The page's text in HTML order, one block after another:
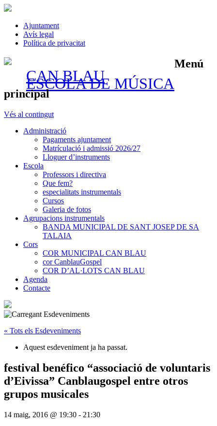
Ajuntament
Avís legal
Política de privacitat
CAN BLAU
ESCOLA DE MÚSICA
Menú
principal
Vés al contingut
Administració
Pagaments ajuntament
Matrículació i admissió 2026/27
Lloguer d’instruments
Escola
Professors i directiva
Que fem?
especialitats instrumentals
Cursos
Galeria de fotos
Agrupacions instrumentals
BANDA MUNICIPAL DE SANT JOSEP DE SA
TALAIA
Cors
COR MUNICIPAL CAN BLAU
cor CanblauGospel
COR D’AL·LOTS CAN BLAU
Agenda
Contacte
« Tots els Esdeveniments
Aquest esdeveniment ja ha passat.
festival benéfico “associació de voluntaris
d’Eivissa” Canblaugospel entre otros
grupos musicales
14 maig, 2016 @ 19:30 - 21:30